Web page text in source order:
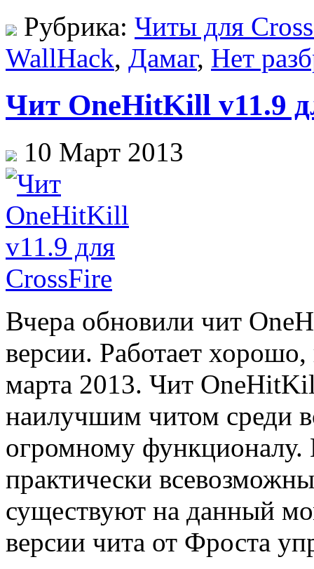
Рубрика: Читы для
WallHack, Дамаг, Нет
Чит OneHitKill v11.9
10 Март 2013
Вчера обновили чит
версии. Работает
марта 2013. Чит
наилучшим читом среди
огромному функционалу.
практически
существуют на данный
версии чита от Фроста